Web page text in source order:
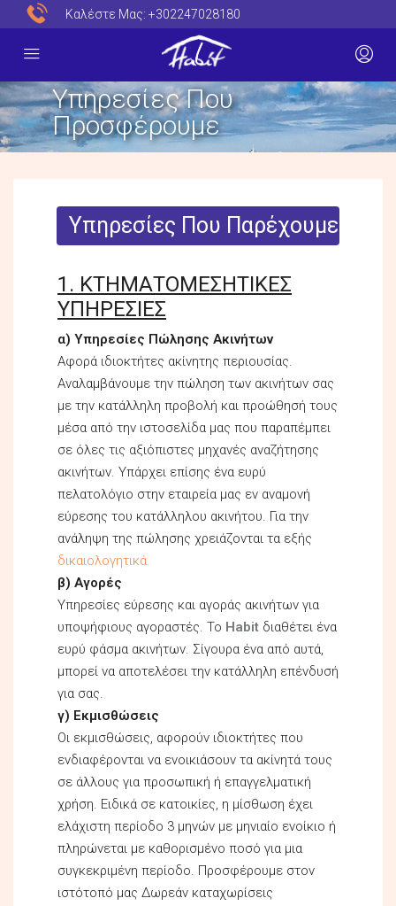
Καλέστε Μας: +302247028180
Υπηρεσίες Που
Προσφέρουμε
Υπηρεσίες Που Παρέχουμε
1. ΚΤΗΜΑΤΟΜΕΣΗΤΙΚΕΣ
ΥΠΗΡΕΣΙΕΣ
α) Υπηρεσίες Πώλησης Ακινήτων
Αφορά ιδιοκτήτες ακίνητης περιουσίας.
Αναλαμβάνουμε την πώληση των ακινήτων σας
με την κατάλληλη προβολή και προώθησή τους
μέσα από την ιστοσελίδα μας που παραπέμπει
σε όλες τις αξιόπιστες μηχανές αναζήτησης
ακινήτων. Υπάρχει επίσης ένα ευρύ
πελατολόγιο στην εταιρεία μας εν αναμονή
εύρεσης του κατάλληλου ακινήτου. Για την
ανάληψη της πώλησης χρειάζονται τα εξής
δικαιολογητικά.
β) Αγορές
Υπηρεσίες εύρεσης και αγοράς ακινήτων για
υποψήφιους αγοραστές. Το Habit διαθέτει ένα
ευρύ φάσμα ακινήτων. Σίγουρα ένα από αυτά,
μπορεί να αποτελέσει την κατάλληλη επένδυσή
για σας.
γ) Εκμισθώσεις
Οι εκμισθώσεις, αφορούν ιδιοκτήτες που
ενδιαφέρονται να ενοικιάσουν τα ακίνητά τους
σε άλλους για προσωπική ή επαγγελματική
χρήση. Ειδικά σε κατοικίες, η μίσθωση έχει
ελάχιστη περίοδο 3 μηνών με μηνιαίο ενοίκιο ή
πληρώνεται με καθορισμένο ποσό για μια
συγκεκριμένη περίοδο. Προσφέρουμε στον
ιστότοπό μας Δωρεάν καταχωρίσεις